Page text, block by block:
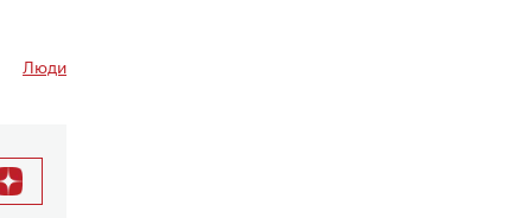
Люди